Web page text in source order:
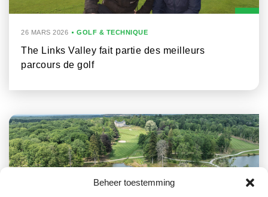
Beheer toestemming
26 MARS 2026 GOLF & TECHNIQUE
The Links Valley fait partie des meilleurs
parcours de golf